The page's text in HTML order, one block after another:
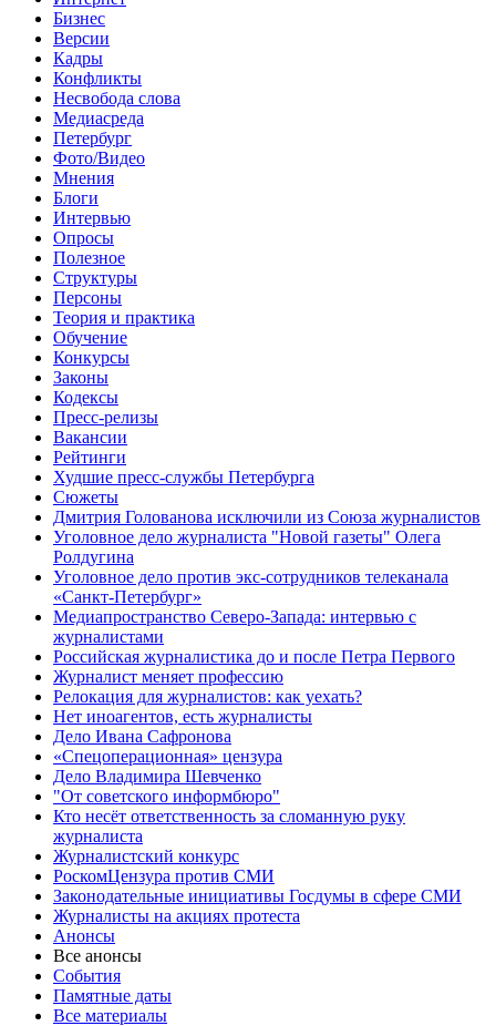
Бизнес
Версии
Кадры
Конфликты
Несвобода слова
Медиасреда
Петербург
Фото/Видео
Мнения
Блоги
Интервью
Опросы
Полезное
Структуры
Персоны
Теория и практика
Обучение
Конкурсы
Законы
Кодексы
Пресс-релизы
Вакансии
Рейтинги
Худшие пресс-службы Петербурга
Сюжеты
Дмитрия Голованова исключили из Союза журналистов
Уголовное дело журналиста "Новой газеты" Олега
Ролдугина
Уголовное дело против экс-сотрудников телеканала
«Санкт-Петербург»
Медиапространство Северо-Запада: интервью с
журналистами
Российская журналистика до и после Петра Первого
Журналист меняет профессию
Релокация для журналистов: как уехать?
Нет иноагентов, есть журналисты
Дело Ивана Сафронова
«Спецоперационная» цензура
Дело Владимира Шевченко
"От советского информбюро"
Кто несёт ответственность за сломанную руку
журналиста
Журналистский конкурс
РоскомЦензура против СМИ
Законодательные инициативы Госдумы в сфере СМИ
Журналисты на акциях протеста
Анонсы
Все анонсы
События
Памятные даты
Все материалы